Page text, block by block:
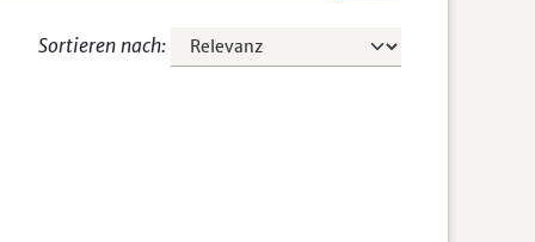
Sortieren nach